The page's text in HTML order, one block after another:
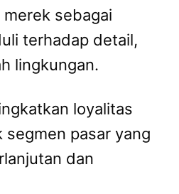
sebagai
terhadap detail,
lingkungan.
loyalitas
segmen pasar yang
dan